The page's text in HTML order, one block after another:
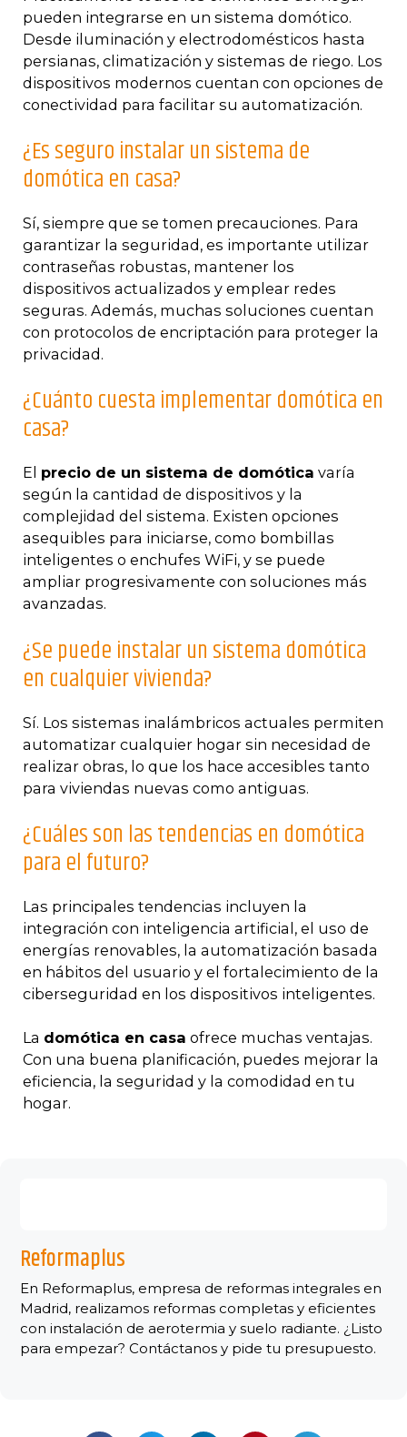
pueden integrarse en un sistema domótico.
Desde iluminación y electrodomésticos hasta
persianas, climatización y sistemas de riego. Los
dispositivos modernos cuentan con opciones de
conectividad para facilitar su automatización.
¿Es seguro instalar un sistema de
domótica en casa?
Sí, siempre que se tomen precauciones. Para
garantizar la seguridad, es importante utilizar
contraseñas robustas, mantener los
dispositivos actualizados y emplear redes
seguras. Además, muchas soluciones cuentan
con protocolos de encriptación para proteger la
privacidad.
¿Cuánto cuesta implementar domótica en
casa?
El precio de un sistema de domótica varía
según la cantidad de dispositivos y la
complejidad del sistema. Existen opciones
asequibles para iniciarse, como bombillas
inteligentes o enchufes WiFi, y se puede
ampliar progresivamente con soluciones más
avanzadas.
¿Se puede instalar un sistema domótica
en cualquier vivienda?
Sí. Los sistemas inalámbricos actuales permiten
automatizar cualquier hogar sin necesidad de
realizar obras, lo que los hace accesibles tanto
para viviendas nuevas como antiguas.
¿Cuáles son las tendencias en domótica
para el futuro?
Las principales tendencias incluyen la
integración con inteligencia artificial, el uso de
energías renovables, la automatización basada
en hábitos del usuario y el fortalecimiento de la
ciberseguridad en los dispositivos inteligentes.
La domótica en casa ofrece muchas ventajas.
Con una buena planificación, puedes mejorar la
eficiencia, la seguridad y la comodidad en tu
hogar.
Reformaplus
En Reformaplus, empresa de reformas integrales en
Madrid, realizamos reformas completas y eficientes
con instalación de aerotermia y suelo radiante. ¿Listo
para empezar? Contáctanos y pide tu presupuesto.